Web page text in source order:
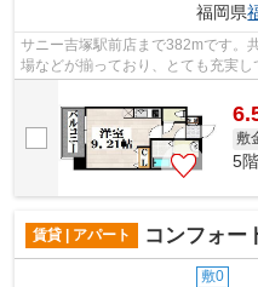
福岡県
サニー吉塚駅前店まで382mです。
場などが揃っており、とても充実し
を過ごしませんか。こちらは初期費
敷
5
賃貸 | アパート コンフォー
敷0